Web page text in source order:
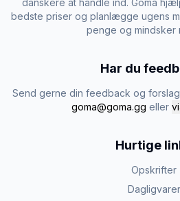
bedste priser og planlægge ugens
penge og mindsker
Har du
Send gerne din feedback og
goma@goma.gg eller
Hurtige
Opskrifter
Dagligvarer